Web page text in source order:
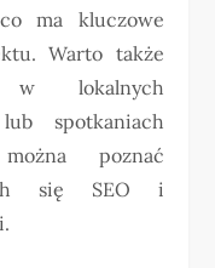
ma kluczowe
Warto także
w lokalnych
spotkaniach
poznać
się SEO i